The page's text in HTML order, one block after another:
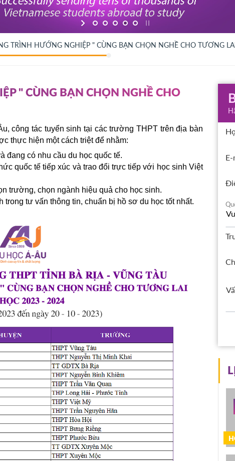
TRÌNH HƯỚNG NGHIỆP " CÙNG BẠN CHỌN NGHỀ CHO TƯƠNG
" CÙNG BẠN CHỌN NGHỀ CHO
công tác tuyển sinh tại các trường THPT trên địa bàn
thực hiện một cách triệt để nhằm:
đang có nhu cầu du học quốc tế.
quốc tế tiếp xúc và trao đổi trực tiếp với học sinh Việt
trường, chọn ngành hiệu quả cho học sinh.
tư vấn thông tin, chuẩn bị hồ sơ du học tốt nhất.
E-